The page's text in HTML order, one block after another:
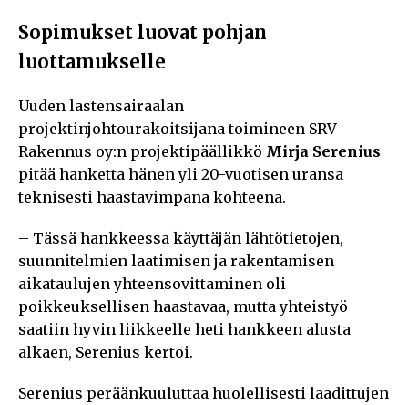
Sopimukset luovat pohjan
luottamukselle
Uuden lastensairaalan
projektinjohtourakoitsijana toimineen SRV
Rakennus oy:n projektipäällikkö Mirja Serenius
pitää hanketta hänen yli 20-vuotisen uransa
teknisesti haastavimpana kohteena.
– Tässä hankkeessa käyttäjän lähtötietojen,
suunnitelmien laatimisen ja rakentamisen
aikataulujen yhteensovittaminen oli
poikkeuksellisen haastavaa, mutta yhteistyö
saatiin hyvin liikkeelle heti hankkeen alusta
alkaen, Serenius kertoi.
Serenius peräänkuuluttaa huolellisesti laadittujen